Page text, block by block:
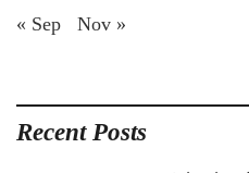
« Sep Nov »
Recent Posts